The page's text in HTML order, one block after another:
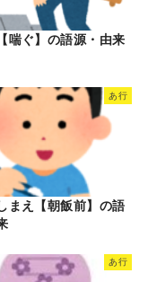
喘ぐ】の語源・由来
あ行
まえ【朝飯前】の語
あ行